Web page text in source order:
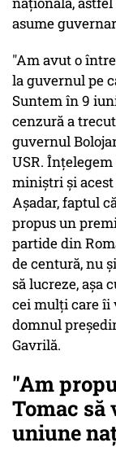
asume
"Am avut o
la guvernul pe
Suntem în 9
cenzură a
guvernul
USR.
miniştri şi acest
Aşadar, faptul
propus un
partide din
de centură, nu
să lucreze, aşa
cei mulţi care îi
domnul
Gavrilă.
"Am
Tomac să
uniune